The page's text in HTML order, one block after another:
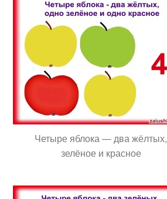
Четыре яблока — два жёлтых,
зелёное и красное